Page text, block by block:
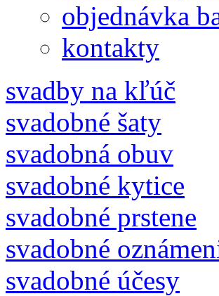
objednávka
kontakty
svadby na kľúč
svadobné šaty
svadobná obuv
svadobné kytice
svadobné prstene
svadobné
svadobné účesy